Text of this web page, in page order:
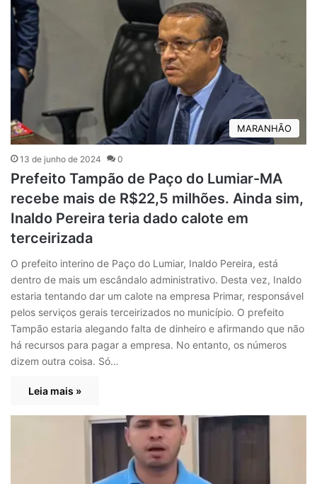
MARANHÃO
13 de junho de 2024 0
Prefeito Tampão de Paço do Lumiar-MA
recebe mais de R$22,5 milhões. Ainda sim,
Inaldo Pereira teria dado calote em
terceirizada
O prefeito interino de Paço do Lumiar, Inaldo Pereira, está
dentro de mais um escândalo administrativo. Desta vez, Inaldo
estaria tentando dar um calote na empresa Primar, responsável
pelos serviços gerais terceirizados no município. O prefeito
Tampão estaria alegando falta de dinheiro e afirmando que não
há recursos para pagar a empresa. No entanto, os números
dizem outra coisa. Só…
Leia mais »